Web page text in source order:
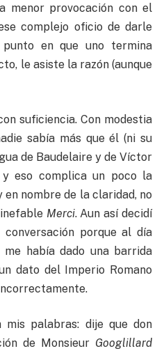
menor provocación con el
complejo oficio de darle
en que uno termina
le asiste la razón (aunque
suficiencia. Con modestia
sabía más que él (ni su
de Baudelaire y de Víctor
eso complica un poco la
en nombre de la claridad, no
Merci. Aun así decidí
porque al día
había dado una barrida
dato del Imperio Romano
mis palabras: dije que don
de Monsieur Googlillard